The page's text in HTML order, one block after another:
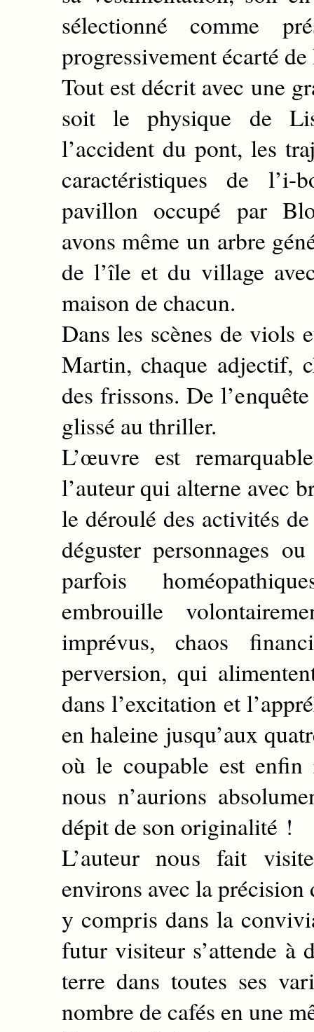
sélectionné comme
progressivement écarté
Tout est décrit avec une
soit le physique de
l’accident du pont, les
caractéristiques de
pavillon occupé par
avons même un arbre
de l’île et du village
maison de chacun.
Dans les scènes de viols
Martin, chaque adjectif,
des frissons. De
glissé au thriller.
L’œuvre est
l’auteur qui alterne avec
le déroulé des activités
déguster personnages
parfois
embrouille
imprévus, chaos
perversion, qui
dans l’excitation et
en haleine jusqu’aux
où le coupable est enfin
nous n’aurions
dépit de son originalité !
L’auteur nous fait
environs avec la précision
y compris dans la
futur visiteur s’attende à
terre dans toutes ses
nombre de cafés en une